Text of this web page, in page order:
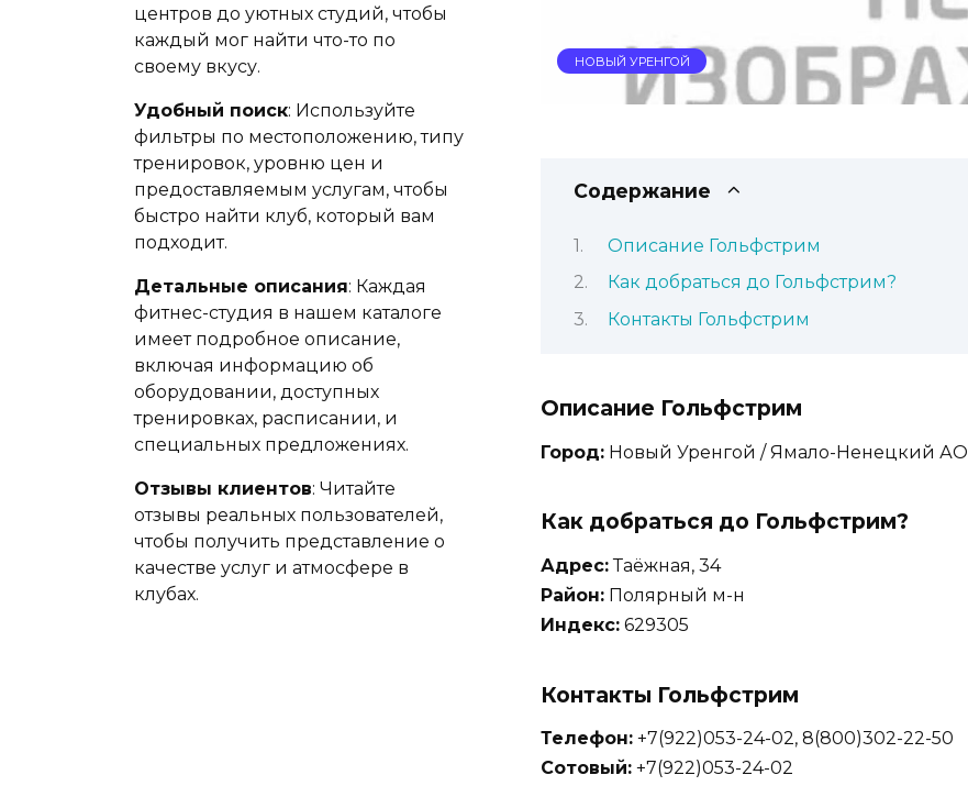
НОВЫЙ УРЕНГОЙ
Содержание
Описание Гольфстрим
Как добраться до Гольфстрим?
Контакты Гольфстрим
Описание Гольфстрим
Город: Новый Уренгой / Ямало-Ненецкий АО
Как добраться до Гольфстрим?
Адрес:Таёжная, 34
Район: Полярный м-н
Индекс: 629305
Контакты Гольфстрим
Телефон: +7(922)053-24-02, 8(800)302-22-50
Сотовый: +7(922)053-24-02
центров до уютных студий, чтобы
каждый мог найти что-то по
своему вкусу.
Удобный поиск: Используйте
фильтры по местоположению, типу
тренировок, уровню цен и
предоставляемым услугам, чтобы
быстро найти клуб, который вам
подходит.
Детальные описания: Каждая
фитнес-студия в нашем каталоге
имеет подробное описание,
включая информацию об
оборудовании, доступных
тренировках, расписании, и
специальных предложениях.
Отзывы клиентов: Читайте
отзывы реальных пользователей,
чтобы получить представление о
качестве услуг и атмосфере в
клубах.